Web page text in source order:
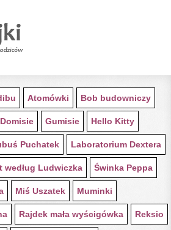
BAJKAMIAtomówki Bob budowniczy
Domisie Gumisie Hello Kitty
Puchatek Laboratorium Dextera
według Ludwiczka Świnka Peppa
Miś Uszatek Muminki
Rajdek mała wyścigówka Reksio